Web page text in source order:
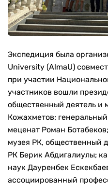
Экспедиция была
University (AlmaU)
при участии
участников вошли
общественный деятель и
Кожахметов;
меценат Роман
музея РК, общественный
РК Берик Абдигалиулы;
наук Дауренбек
ассоциированный